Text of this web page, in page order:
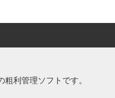
利管理ソフトです。